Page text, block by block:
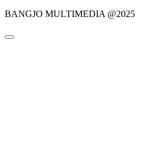
BANGJO MULTIMEDIA @2025